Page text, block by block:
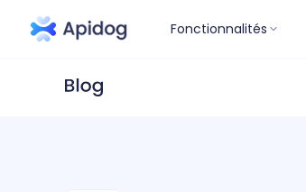
Fonctionnalités